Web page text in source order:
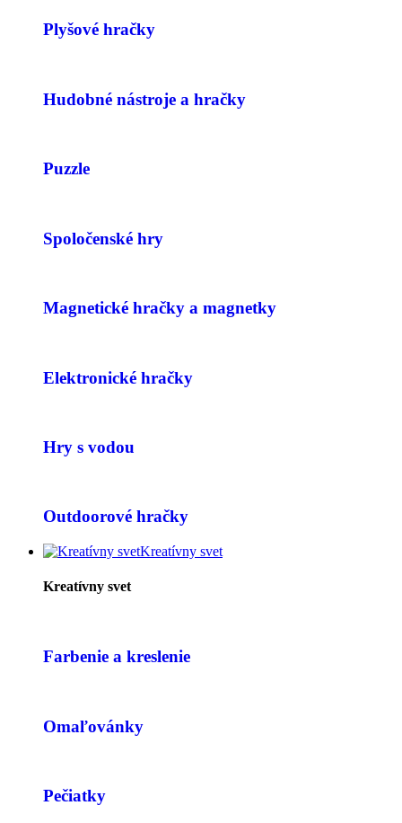
Plyšové hračky
Hudobné nástroje a hračky
Puzzle
Spoločenské hry
Magnetické hračky a magnetky
Elektronické hračky
Hry s vodou
Outdoorové hračky
Kreatívny svet
Kreatívny svet
Farbenie a kreslenie
Omaľovánky
Pečiatky